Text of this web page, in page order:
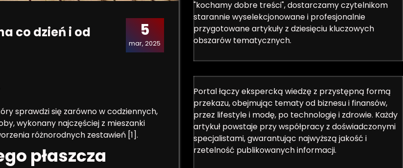
5
mar, 2025
co dzień i od
sprawdzi się zarówno w codziennych,
wykonany najczęściej z mieszanki
różnorodnych zestawień [1].
płaszcza
"kochamy dobre treści", dostarczamy czytelnikom
starannie wyselekcjonowane i profesjonalnie
przygotowane artykuły z dziesięciu kluczowych
obszarów tematycznych.
Portal łączy ekspercką wiedzę z przystępną formą
przekazu, obejmując tematy od biznesu i finansów,
przez lifestyle i modę, po technologię i zdrowie. Każdy
artykuł powstaje przy współpracy z doświadczonymi
specjalistami, gwarantując najwyższą jakość i
rzetelność publikowanych informacji.